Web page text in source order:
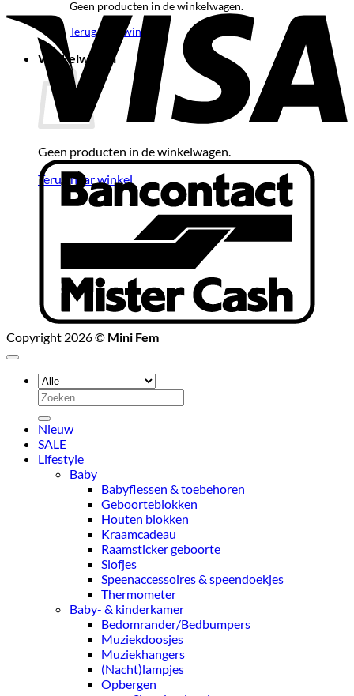
Geen producten in de winkelwagen.
Terug naar winkel
Winkelwagen
Geen producten in de winkelwagen.
Terug naar winkel
Copyright 2026 © Mini Fem
Zoeken
naar:
Nieuw
SALE
Lifestyle
Baby
Babyflessen & toebehoren
Geboorteblokken
Houten blokken
Kraamcadeau
Raamsticker geboorte
Slofjes
Speenaccessoires & speendoekjes
Thermometer
Baby- & kinderkamer
Bedomrander/Bedbumpers
Muziekdoosjes
Muziekhangers
(Nacht)lampjes
Opbergen